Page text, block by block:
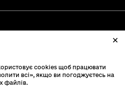
cookies щоб працювати
всі», якщо ви погоджуєтесь на
файлів.